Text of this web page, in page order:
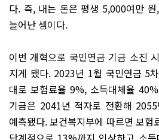
다. 즉, 내는 돈은 평생 5,000여만
늘어난 셈이다.
이번 개혁으로 국민연금 기금 소진
지게 됐다. 2023년 1월 국민연금 5
대로 보험료율 9%, 소득대체율
기금은 2041년 적자로 전환해
예측됐다. 보건복지부에 따르면 보